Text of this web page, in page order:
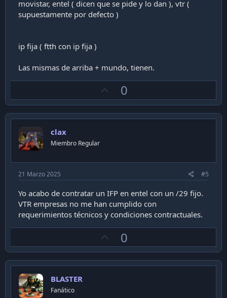
movistar, entel ( dicen que se pide y lo dan ), vtr (
supuestamente por defecto )
ip fija ( ftth con ip fija )
Las mismas de arriba + mundo, tienen.
p
v
0
clax
Miembro Regular
21 Marzo 2025 #5
Yo acabo de contratar un IFP en entel con un /29 fijo.
VTR empresas no me han cumplido con
requerimientos técnicos y condiciones contractuales.
p
v
0
BLASTER
Fanático